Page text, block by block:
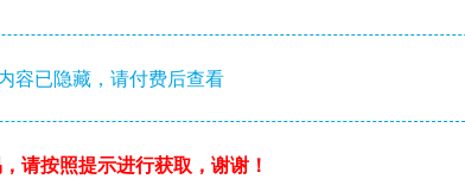
容已隐藏，请付费后查看
请按照提示进行获取，谢谢！